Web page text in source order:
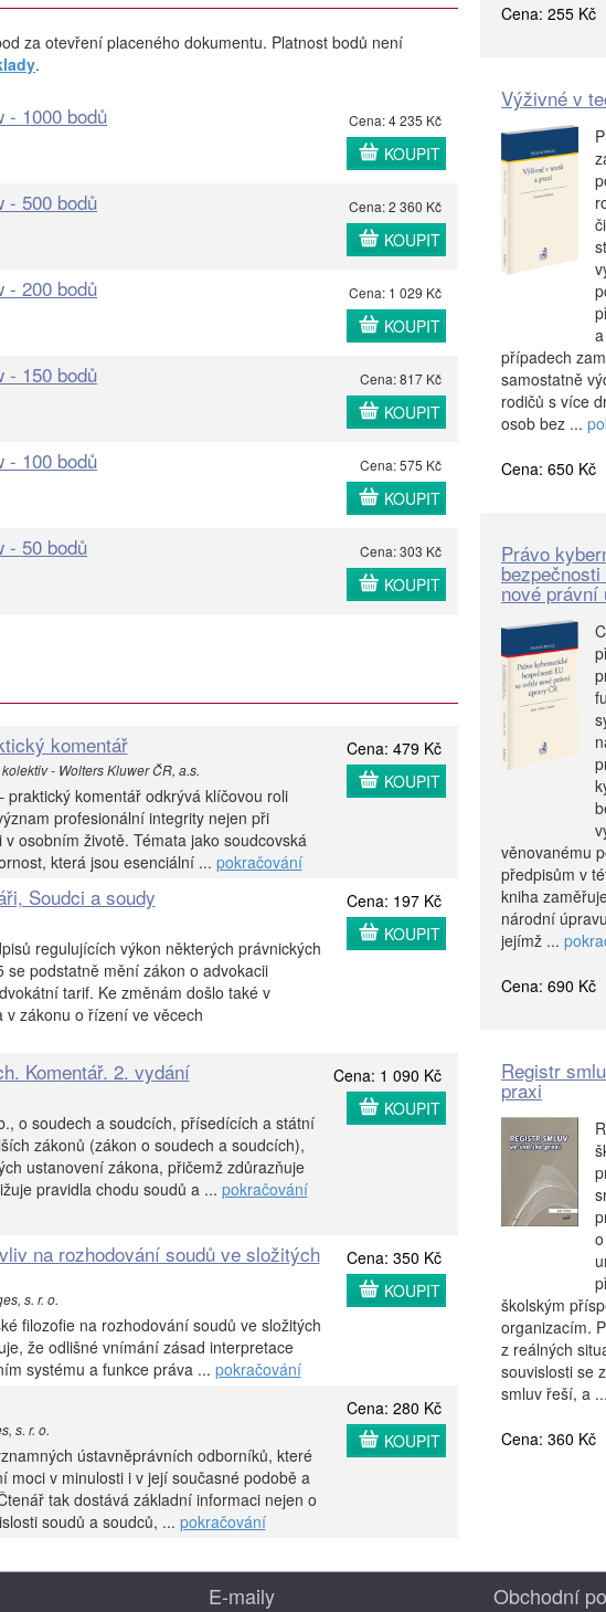
za otevření placeného dokumentu. Platnost bodů není
.
- 1000 bodů Cena: 4 235 Kč
KOUPIT
- 500 bodů Cena: 2 360 Kč
KOUPIT
- 200 bodů Cena: 1 029 Kč
KOUPIT
- 150 bodů Cena: 817 Kč
KOUPIT
- 100 bodů Cena: 575 Kč
KOUPIT
- 50 bodů Cena: 303 Kč
KOUPIT
komentář
- Wolters Kluwer ČR, a.s.
praktický komentář odkrývá klíčovou roli
profesionální integrity nejen při
osobním životě. Témata jako soudcovská
která jsou esenciální ... pokračování
Cena: 479 Kč
KOUPIT
Soudci a soudy
regulujících výkon některých právnických
podstatně mění zákon o advokacii
tarif. Ke změnám došlo také v
zákonu o řízení ve věcech
Cena: 197 Kč
KOUPIT
Komentář. 2. vydání
o soudech a soudcích, přísedících a státní
zákonů (zákon o soudech a soudcích),
ustanovení zákona, přičemž zdůrazňuje
pravidla chodu soudů a ... pokračování
Cena: 1 090 Kč
KOUPIT
na rozhodování soudů ve složitých
s. r. o.
filozofie na rozhodování soudů ve složitých
že odlišné vnímání zásad interpretace
systému a funkce práva ... pokračování
Cena: 350 Kč
KOUPIT
s. r. o.
ústavněprávních odborníků, které
moci v minulosti i v její současné podobě a
tak dostává základní informaci nejen o
soudů a soudců, ... pokračování
Cena: 280 Kč
KOUPIT
Cena: 255 Kč
Výživné v
případech
samostatně
rodičů s více
osob bez ...
Cena: 650 Kč
Právo
nové právní
věnovanému
předpisům v
kniha
národní
jejímž ...
Cena: 690 Kč
Registr
praxi
školským
organizacím.
z reálných
souvislosti se
smluv řeší, a ...
Cena: 360 Kč
E-maily Obchodní